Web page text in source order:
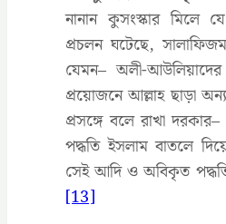
নানান কুসংস্কার মিলে
প্রচলন ঘটেছে,
যেমন– অলী-
প্রয়োজনে আল্লাহ ছাড়া
প্রসঙ্গে বলে রাখা দরকার–
পদ্ধতি ইসলাম বাতলে
সেই আদি ও অবিকৃত
[13]